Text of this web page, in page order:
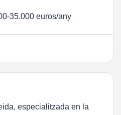
35.000 euros/any
especialitzada en la